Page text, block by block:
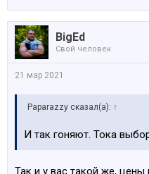
BigEd
Свой человек
21 мар 2021
Paparazzy сказал(а): ↑
И так гоняют. Тока
Так и у вас такой же,